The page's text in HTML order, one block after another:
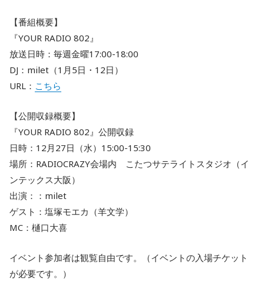
【番組概要】
『YOUR RADIO 802』
放送日時：毎週金曜17:00-18:00
DJ：milet（1月5日・12日）
URL： こちら
【公開収録概要】
『YOUR RADIO 802』公開収録
日時：12月27日（水）15:00-15:30
場所：RADIOCRAZY会場内 こたつサテライトスタジオ（イ
ンテックス大阪）
出演：：milet
ゲスト：塩塚モエカ（羊文学）
MC：樋口大喜
イベント参加者は観覧自由です。（イベントの入場チケット
が必要です。）